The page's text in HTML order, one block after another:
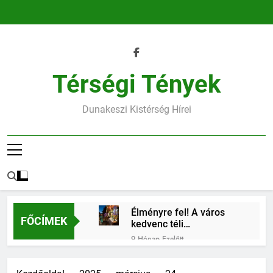
Térségi Tények
Dunakeszi Kistérség Hírei
FŐCÍMEK
Élményre fel! A város
kedvenc téli
találkozóhelye vár rád
9 Hónap Ezelőtt
9 Hónap Ezelőtt